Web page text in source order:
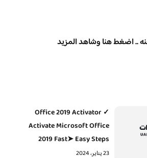
.. اضغط هنا وشاهد المزيد
Office 2019 Activator ✓
Activate Microsoft Office
2019 Fast➤ Easy Steps
23 يناير، 2024